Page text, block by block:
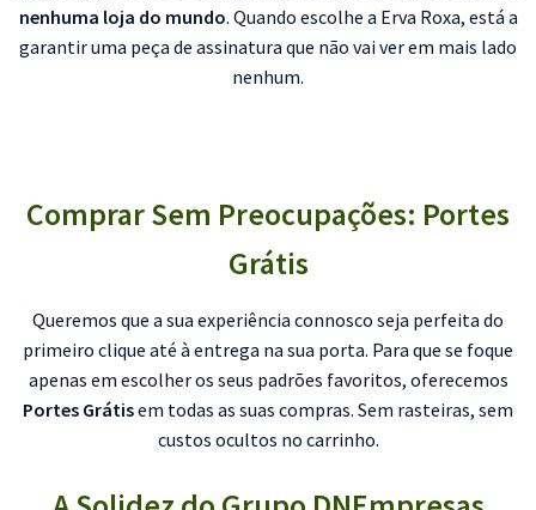
nenhuma loja do mundo. Quando escolhe a Erva Roxa, está a
garantir uma peça de assinatura que não vai ver em mais lado
nenhum.
Comprar Sem Preocupações: Portes
Grátis
Queremos que a sua experiência connosco seja perfeita do
primeiro clique até à entrega na sua porta. Para que se foque
apenas em escolher os seus padrões favoritos, oferecemos
Portes Grátisem todas as suas compras. Sem rasteiras, sem
custos ocultos no carrinho.